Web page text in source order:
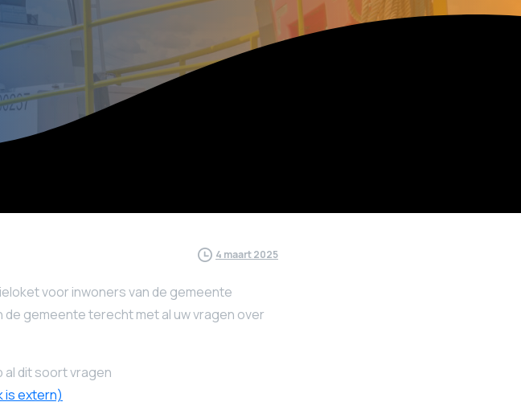
4 maart 2025
voor inwoners van de gemeente
de gemeente terecht met al uw vragen over
dit soort vragen
is extern)